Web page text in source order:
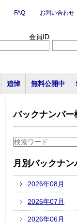
FAQ お問い合わせ
会員ID
追悼 無料公開中
バックナンバー
月別バックナン
2026年08月
2026年07月
2026年06月